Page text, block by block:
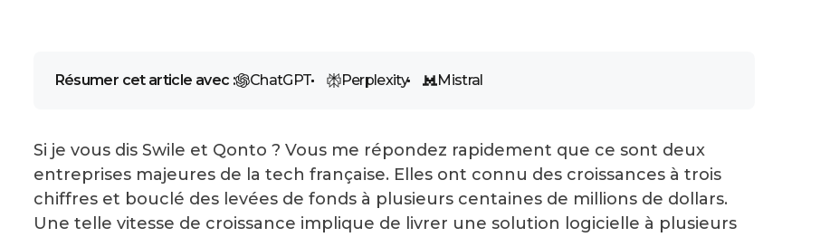
Résumer cet article avec : ChatGPT Perplexity Mistral
Si je vous dis Swile et Qonto ? Vous me répondez rapidement que ce sont deux
entreprises majeures de la tech française. Elles ont connu des croissances à trois
chiffres et bouclé des levées de fonds à plusieurs centaines de millions de dollars.
Une telle vitesse de croissance implique de livrer une solution logicielle à plusieurs